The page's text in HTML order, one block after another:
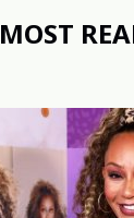
MOST